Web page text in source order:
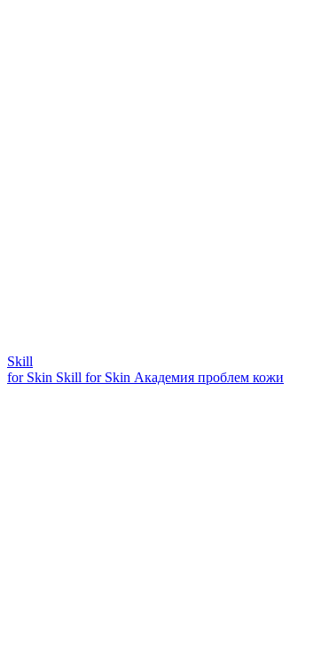
Skill
for Skin Skill for Skin Академия проблем кожи